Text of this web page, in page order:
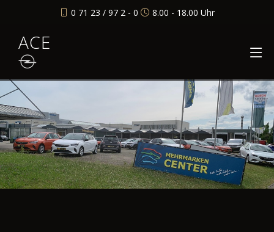
0 71 23 / 97 2 - 0 8.00 - 18.00 Uhr
ACE